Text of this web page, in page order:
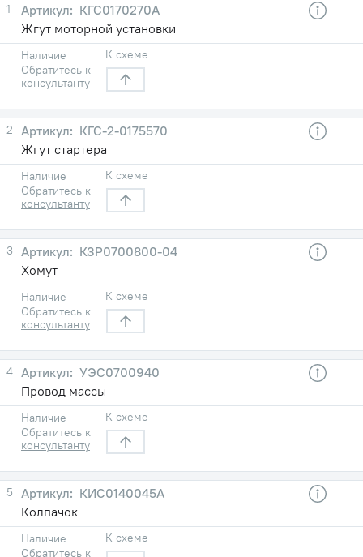
1
КГС0170270А
Жгут моторной установки
Наличие
Обратитесь к
консультанту
К схеме
2
КГС-2-0175570
Жгут стартера
Наличие
Обратитесь к
консультанту
К схеме
3
КЗР0700800-04
Хомут
Наличие
Обратитесь к
консультанту
К схеме
4
УЭС0700940
Провод массы
Наличие
Обратитесь к
консультанту
К схеме
5
КИС0140045А
Колпачок
Наличие
Обратитесь к
К схеме